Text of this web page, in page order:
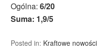
Ogólna:6/20
Suma: 1,9/5
Posted in: Kraftowe nowości